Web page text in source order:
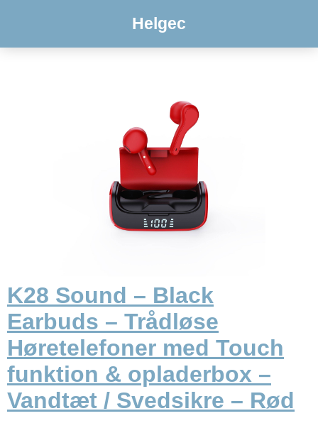
Helgec
K28 Sound – Black
Earbuds – Trådløse
Høretelefoner med Touch
funktion & opladerbox –
Vandtæt / Svedsikre – Rød